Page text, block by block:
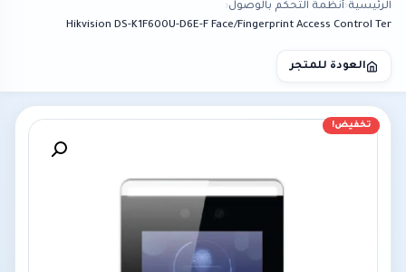
الرئيسية›أنظمة التحكم بالوصول›
Hikvision DS-K1F600U-D6E-F Face/Fingerprint Access Control Ter
العودة للمتجر
تخفيض!